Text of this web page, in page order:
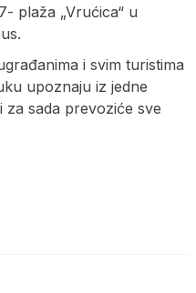
plaža „Vrućica“ u
i svim turistima
upoznaju iz jedne
sada prevoziće sve